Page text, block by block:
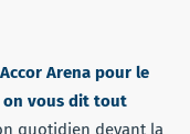
Arena pour le
on vous dit tout
quotidien devant la